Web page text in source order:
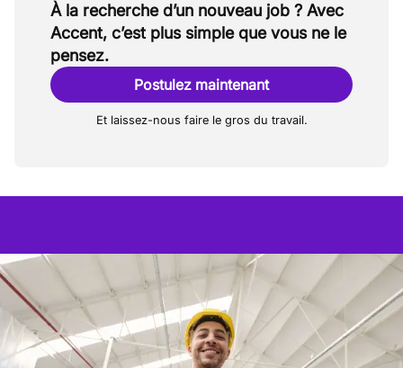
À la recherche d’un nouveau job ? Avec
Accent, c’est plus simple que vous ne le
pensez.
Postulez maintenant
Et laissez-nous faire le gros du travail.